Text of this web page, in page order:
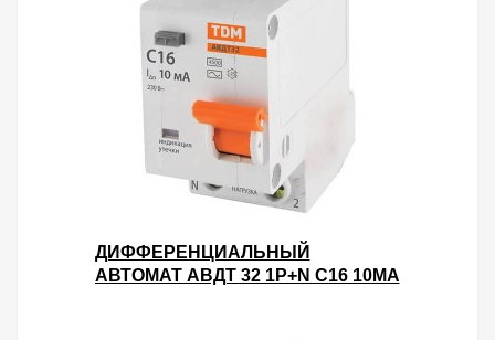
ДИФФЕРЕНЦИАЛЬНЫЙ
АВТОМАТ АВДТ 32 1P+N C16 10МА